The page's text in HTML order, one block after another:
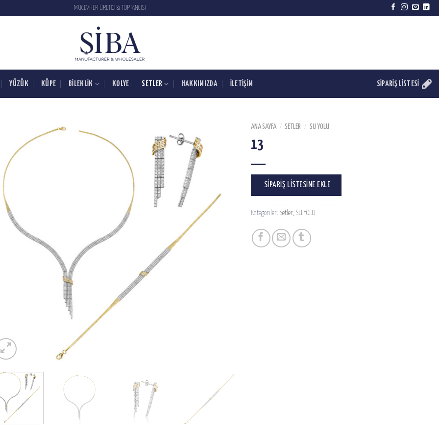
ve modellerimizden haberdar
MÜCEVHER ÜRETİCİ & TOPTANCISI
YÜZÜK KÜPE BILEKLIK KOLYE SETLER HAKKIMIZDA İLETİŞİM SIPARIŞ LISTESI
SIPARIŞ
LISTESINE
ANA SAYFA / SETLER / SU YOLU
13
SIPARIŞ LISTESINE EKLE
Kategoriler: Setler, SU YOLU